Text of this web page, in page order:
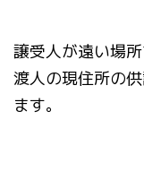
譲受人が遠い場
渡人の現住所の
ます。